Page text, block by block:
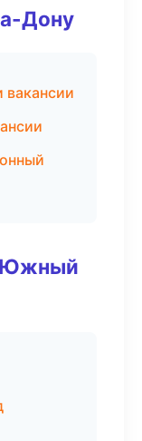
Дону
Южный